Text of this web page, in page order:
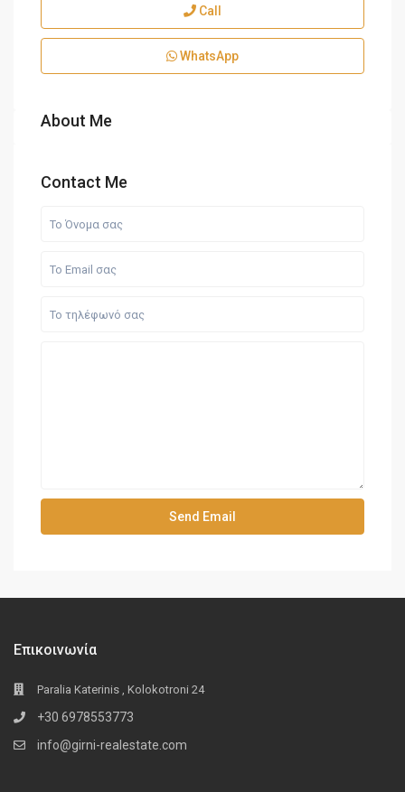
Call
WhatsApp
About Me
Contact Me
Επικοινωνία
Paralia Katerinis , Kolokotroni 24
+30 6978553773
info@girni-realestate.com